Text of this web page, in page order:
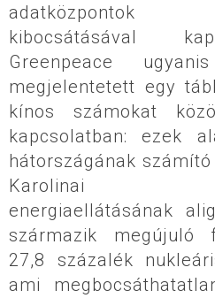
adatközpontok
kibocsátásával
Greenpeace
megjelentetett egy
kínos számokat
kapcsolatban: ezek
hátországának
Karolinai
energiaellátásának
származik megújuló
27,8 százalék
ami